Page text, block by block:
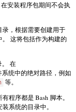
安装程序包期间不会执
录，根据需要创建用于
这将包括作为构建的
。 在
统中的绝对路径，例如
等。
程序都是 Bash 脚本。
系统的目录中。